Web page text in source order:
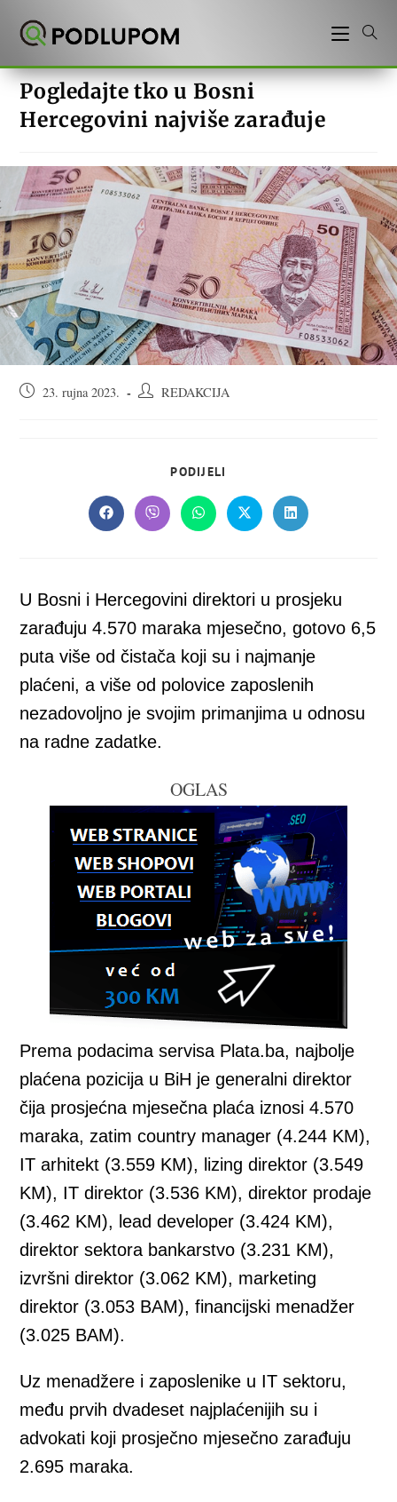
Pogledajte tko u Bosni
Hercegovini najviše zarađuje
Objava23. rujna 2023.
AutorREDAKCIJA
PODIJELI
CONTENT
Opens
in
Opens
in
Opens
in
Opens
in
Opens
in
U Bosni i Hercegovini direktori u prosjeku
zarađuju 4.570 maraka mjesečno, gotovo 6,5
puta više od čistača koji su i najmanje
plaćeni, a više od polovice zaposlenih
nezadovoljno je svojim primanjima u odnosu
na radne zadatke.
OGLAS
Prema podacima servisa Plata.ba, najbolje
plaćena pozicija u BiH je generalni direktor
čija prosjećna mjesečna plaća iznosi 4.570
maraka, zatim country manager (4.244 KM),
IT arhitekt (3.559 KM), lizing direktor (3.549
KM), IT direktor (3.536 KM), direktor prodaje
(3.462 KM), lead developer (3.424 KM),
direktor sektora bankarstvo (3.231 KM),
izvršni direktor (3.062 KM), marketing
direktor (3.053 BAM), financijski menadžer
(3.025 BAM).
Uz menadžere i zaposlenike u IT sektoru,
među prvih dvadeset najplaćenijih su i
advokati koji prosječno mjesečno zarađuju
2.695 maraka.